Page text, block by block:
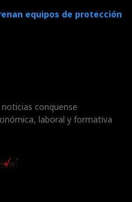
equipos de protección
conquense
laboral y formativa